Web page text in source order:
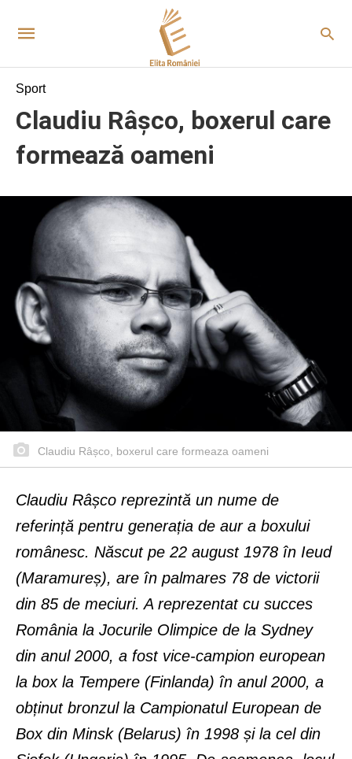
Sport
Claudiu Râșco, boxerul care
formează oameni
Claudiu Râșco, boxerul care formeaza oameni
Claudiu Râșco reprezintă un nume de
referință pentru generația de aur a boxului
românesc. Născut pe 22 august 1978 în Ieud
(Maramureș), are în palmares 78 de victorii
din 85 de meciuri. A reprezentat cu succes
România la Jocurile Olimpice de la Sydney
din anul 2000, a fost vice-campion european
la box la Tempere (Finlanda) în anul 2000, a
obținut bronzul la Campionatul European de
Box din Minsk (Belarus) în 1998 și la cel din